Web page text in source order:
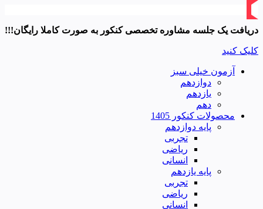
دریافت یک جلسه مشاوره تخصصی کنکور به صورت کاملا رایگان!!!
کلیک کنید
آزمون خیلی سبز
دوازدهم
یازدهم
دهم
محصولات کنکور 1405
پایه دوازدهم
تجربی
ریاضی
انسانی
پایه یازدهم
تجربی
ریاضی
انسانی